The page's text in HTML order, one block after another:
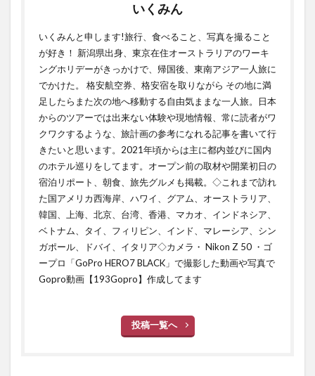
いくみん
いくみんと申します!旅行、食べること、写真を撮ること
が好き！ 新潟県出身、東京在住オーストラリアのワーキ
ングホリデーがきっかけで、帰国後、東南アジア一人旅に
でかけた。 格安航空券、格安宿を取りながら その地に満
足したらまた次の地へ移動する自由気ままな一人旅。日本
からのツアーでは出来ない体験や現地情報、常に読者がワ
クワクするような、旅計画の参考になれる記事を書いて行
きたいと思います。2021年頃からは主に都内並びに国内
のホテル巡りをしてます。オープン前の取材や開業初日の
宿泊リポート、朝食、旅先グルメも掲載。◇これまで訪れ
た国アメリカ西海岸、ハワイ、グアム、オーストラリア、
韓国、上海、北京、台湾、香港、マカオ、インドネシア、
ベトナム、タイ、フィリピン、インド、マレーシア、シン
ガポール、ドバイ、イタリア◇カメラ・ Nikon Z 50 ・ゴ
ープロ「GoPro HERO7 BLACK」で撮影した動画や写真で
Gopro動画【193Gopro】作成してます
投稿一覧へ